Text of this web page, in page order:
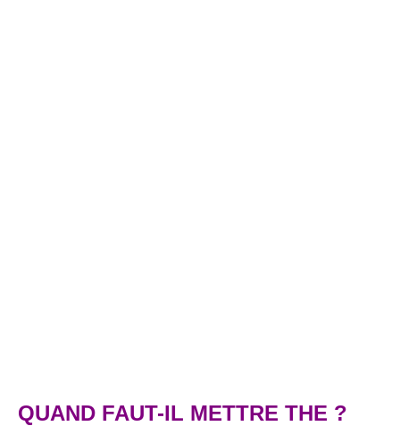
QUAND FAUT-IL METTRE THE ?